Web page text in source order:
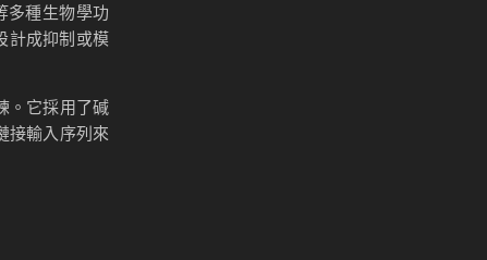
多種生物學功
計成抑制或模
。它採用了碱
接輸入序列來